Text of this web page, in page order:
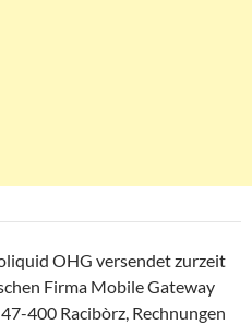
OHG versendet zurzeit
Firma Mobile Gateway
400 Racibòrz, Rechnungen